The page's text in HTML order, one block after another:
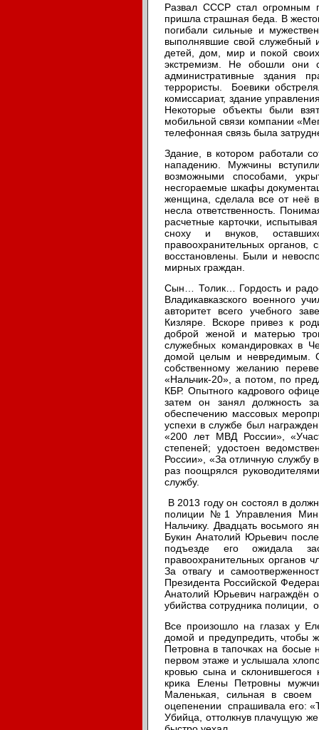
Развал СССР стал огромным
пришла страшная беда. В
погибали сильные и
выполнявшие свой
детей, дом, мир и покой
экстремизм. Не обошли они
административные здания
террористы. Боевики
комиссариат, здание
Некоторые объекты были
мобильной связи компании
телефонная связь была
Здание, в котором работали
нападению. Мужчины
возможными способами,
несгораемые шкафы
женщина, сделала все от неё
несла ответственность.
расчетные карточки,
сноху и внуков,
правоохранительных
восстановлены. Были и
мирных граждан.
Сын… Толик… Гордость и
Владикавказского военного
авторитет всего учебного
Кизляре. Вскоре привез к
доброй женой и матерью
служебных командировках в
домой целым и невредимым.
собственному желанию
«Нальчик-20», а потом, по
КБР. Опытного кадрового
затем он занял должность
обеспечению массовых
успехи в службе был
«200 лет МВД России»,
степеней; удостоен
России», «За отличную службу
раз поощрялся
службу.
В 2013 году он состоял в
полиции №1 Управления
Нальчику. Двадцать восьмого
Букин Анатолий Юрьевич
подъезде его ожидала
правоохранительных органов
За отвагу и
Президента Российской
Анатолий Юрьевич награждён
убийства сотрудника
Все произошло на глазах у
домой и предупредить,
Петровна в тапочках на босые
первом этаже и услышала
кровью сына и
крика Елены Петровны
Маленькая, сильная в
оцепенении спрашивала его:
Убийца, оттолкнув плачущую